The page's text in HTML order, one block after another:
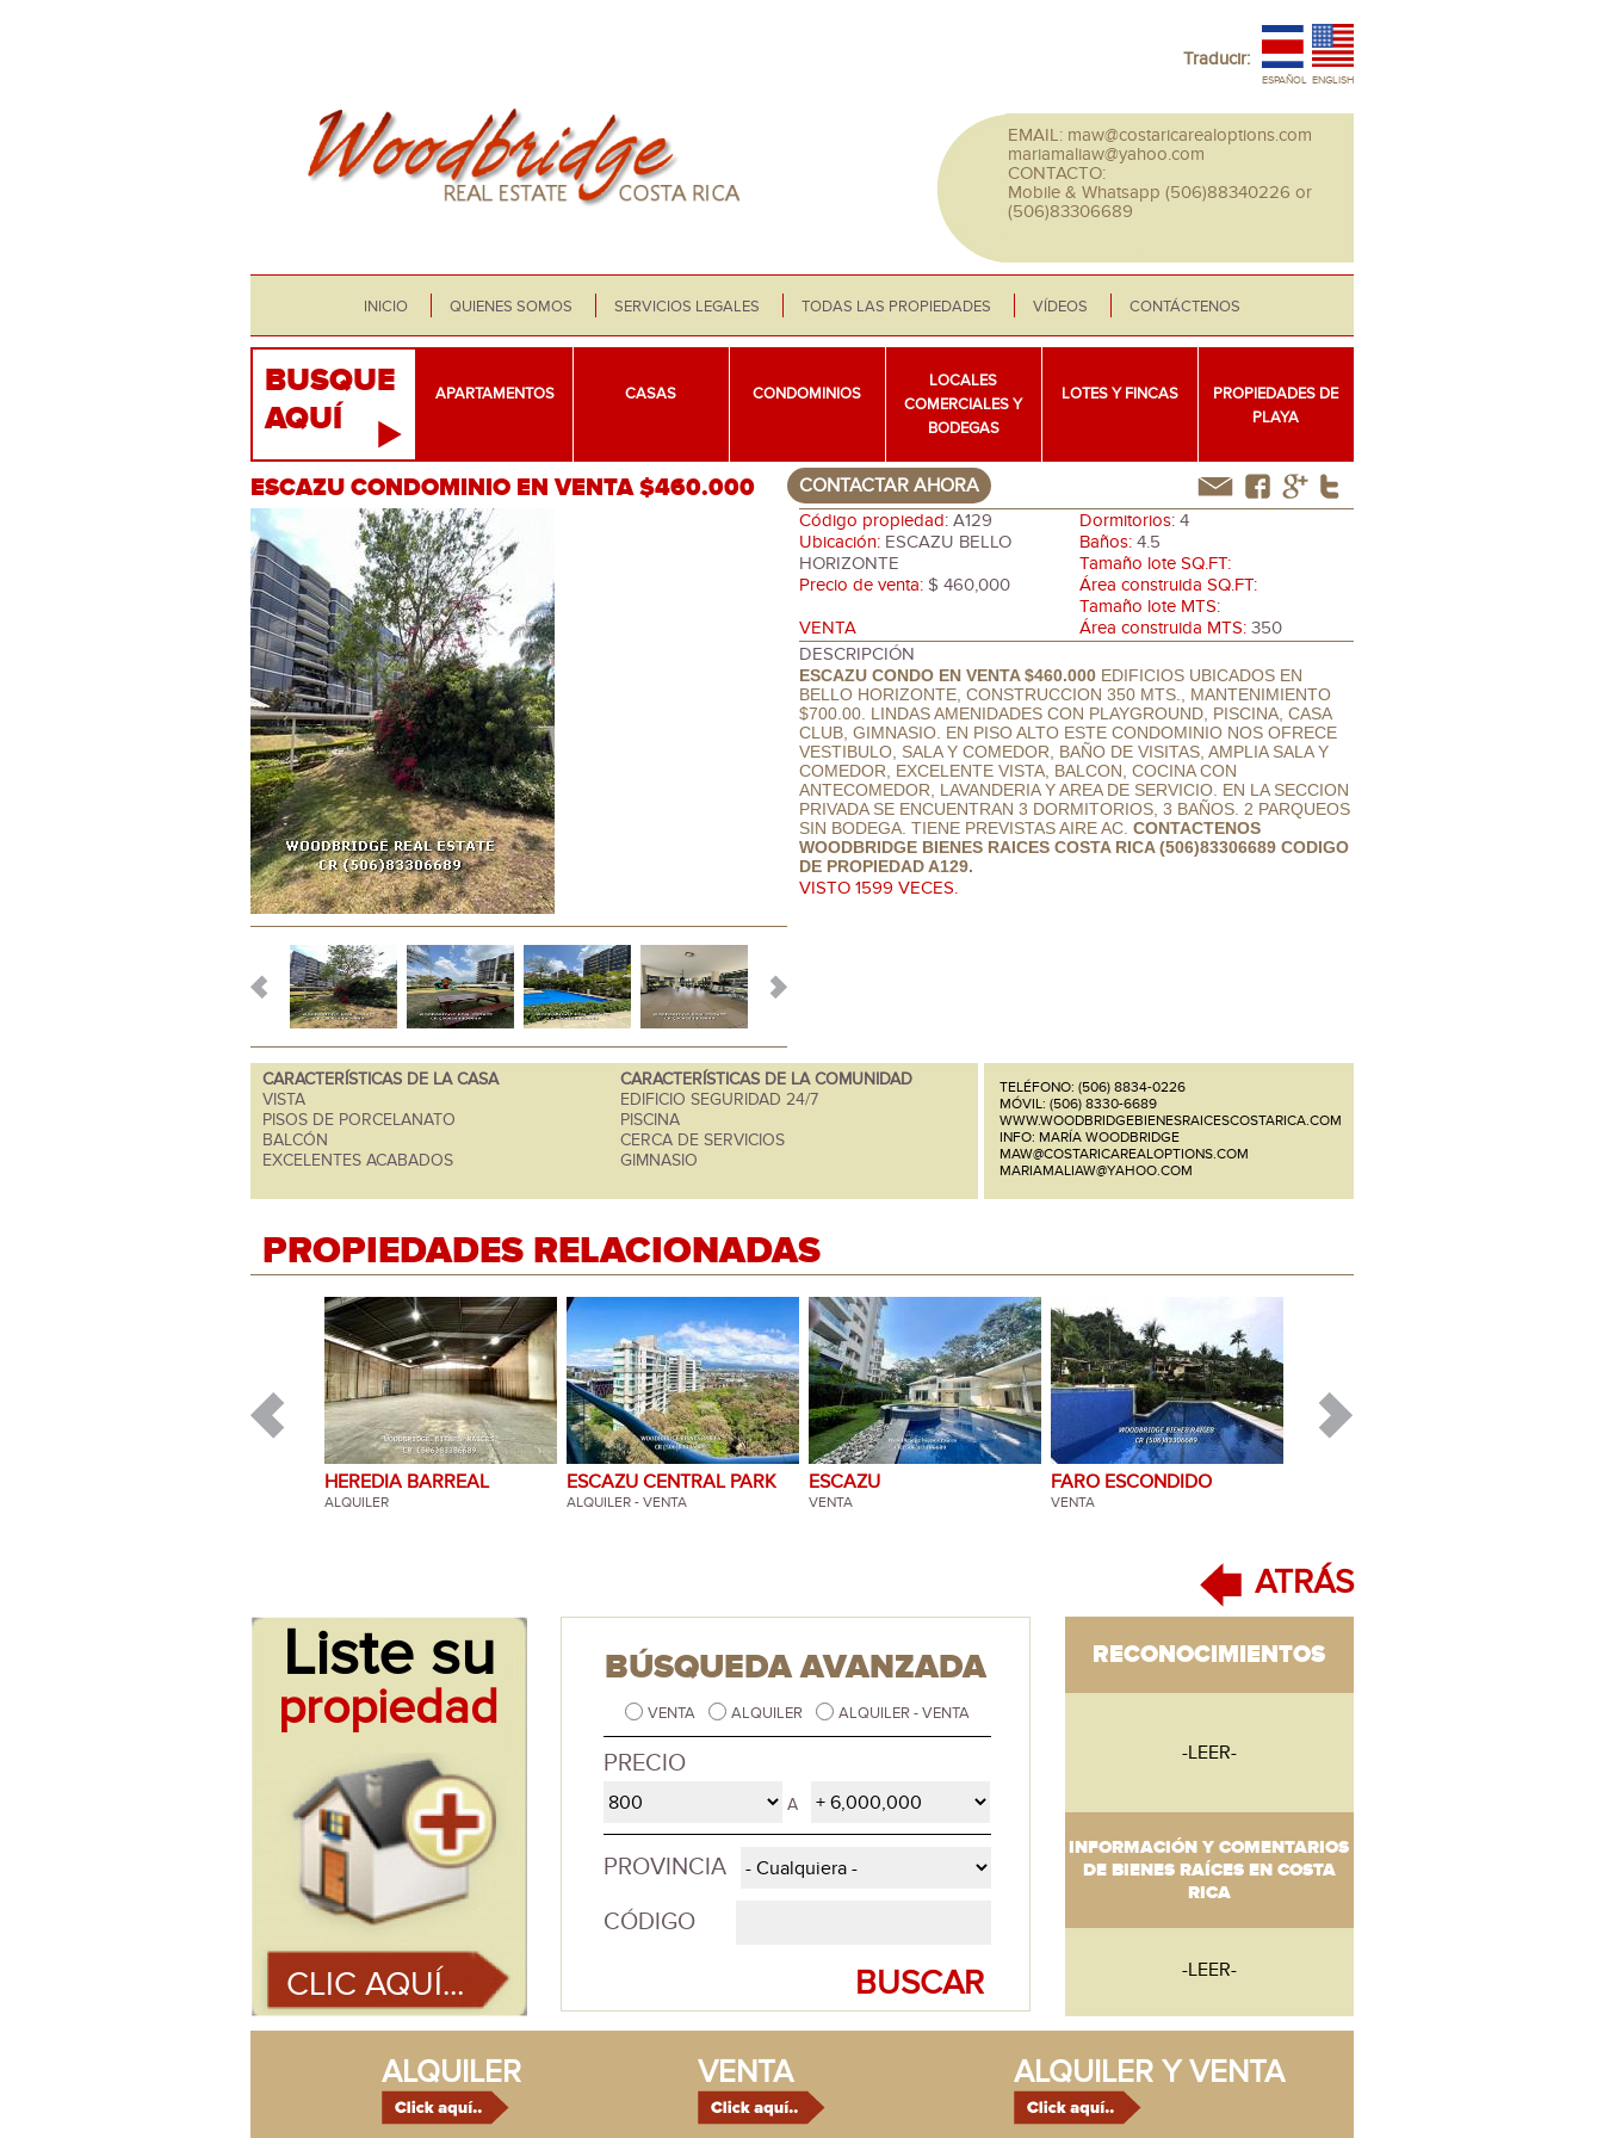
ESPAÑOL ENGLISH
Traducir:
EMAIL: maw@costaricarealoptions.com
mariamaliaw@yahoo.com
CONTACTO:
Mobile & Whatsapp (506)88340226 or
(506)83306689
INICIO QUIENES SOMOS SERVICIOS LEGALES TODAS LAS PROPIEDADES VÍDEOS CONTÁCTENOS
BUSQUE
AQUÍ
APARTAMENTOS CASAS CONDOMINIOS
LOCALES
COMERCIALES Y
BODEGAS
LOTES Y FINCAS
PROPIEDADES DE
PLAYA
ESCAZU CONDOMINIO EN VENTA $460.000 CONTACTAR AHORA
Código propiedad: A129
Ubicación: ESCAZU BELLO
HORIZONTE
Precio de venta: $ 460,000
VENTA
Dormitorios: 4
Baños: 4.5
Tamaño lote SQ.FT:
Área construida SQ.FT:
Tamaño lote MTS:
Área construida MTS: 350
DESCRIPCIÓN
ESCAZU CONDO EN VENTA $460.000EDIFICIOS UBICADOS EN
BELLO HORIZONTE, CONSTRUCCION 350 MTS., MANTENIMIENTO
$700.00. LINDAS AMENIDADES CON PLAYGROUND, PISCINA, CASA
CLUB, GIMNASIO. EN PISO ALTO ESTE CONDOMINIO NOS OFRECE
VESTIBULO, SALA Y COMEDOR, BAÑO DE VISITAS, AMPLIA SALA Y
COMEDOR, EXCELENTE VISTA, BALCON, COCINA CON
ANTECOMEDOR, LAVANDERIA Y AREA DE SERVICIO. EN LA SECCION
PRIVADA SE ENCUENTRAN 3 DORMITORIOS, 3 BAÑOS. 2 PARQUEOS
SIN BODEGA. TIENE PREVISTAS AIRE AC. CONTACTENOS
WOODBRIDGE BIENES RAICES COSTA RICA (506)83306689 CODIGO
DE PROPIEDAD A129.
VISTO 1599 VECES.
CARACTERÍSTICAS DE LA CASA
VISTA
PISOS DE PORCELANATO
BALCÓN
EXCELENTES ACABADOS
CARACTERÍSTICAS DE LA COMUNIDAD
EDIFICIO SEGURIDAD 24/7
PISCINA
CERCA DE SERVICIOS
GIMNASIO
TELÉFONO: (506) 8834-0226
MÓVIL: (506) 8330-6689
WWW.WOODBRIDGEBIENESRAICESCOSTARICA.COM
INFO: MARÍA WOODBRIDGE
MAW@COSTARICAREALOPTIONS.COM
MARIAMALIAW@YAHOO.COM
PROPIEDADES RELACIONADAS
HEREDIA BARREAL
ALQUILER
ESCAZU CENTRAL PARK
ALQUILER - VENTA
ESCAZU
VENTA
FARO ESCONDIDO
HERRADURA
VENTA
ATRÁS
Liste su
propiedad
CLIC AQUÍ...
BÚSQUEDA AVANZADA
VENTA ALQUILER ALQUILER - VENTA
PRECIO
A
PROVINCIA
CÓDIGO
RECONOCIMIENTOS
-LEER-
INFORMACIÓN Y COMENTARIOS
DE BIENES RAÍCES EN COSTA
RICA
-LEER-
ALQUILER VENTA ALQUILER Y VENTA